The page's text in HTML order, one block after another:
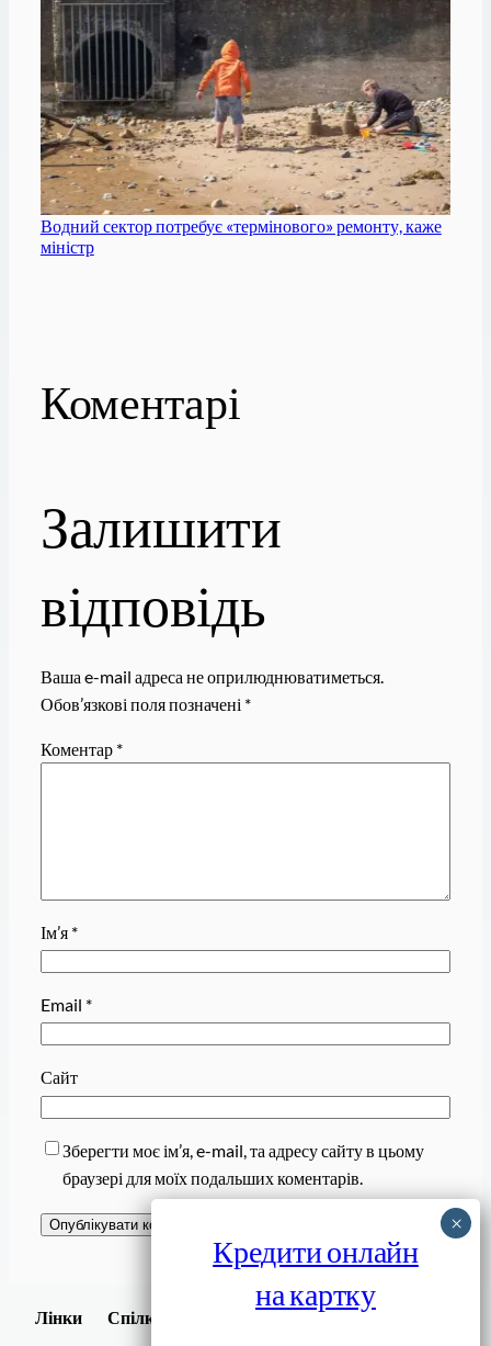
Водний сектор потребує «термінового» ремонту, каже
міністр
Коментарі
Залишити
відповідь
Ваша e-mail адреса не оприлюднюватиметься.
Обов’язкові поля позначені *
Коментар *
Ім’я *
Email *
Сайт
Зберегти моє ім’я, e-mail, та адресу сайту в цьому
браузері для моїх подальших коментарів.
Лінки Спілки
Завантажити
Кредити онлайн
на картку